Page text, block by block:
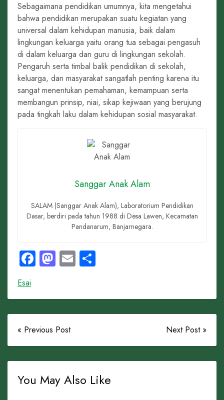
Sebagaimana pendidikan umumnya, kita mengetahui
bahwa pendidikan merupakan suatu kegiatan yang
universal dalam kehidupan manusia, baik dalam
lingkungan keluarga yaitu orang tua sebagai pengasuh
di dalam keluarga dan guru di lingkungan sekolah.
Pengaruh serta timbal balik pendidikan di sekolah,
keluarga, dan masyarakat sangatlah penting karena itu
sangat menentukan pemahaman, kemampuan serta
membangun prinsip, niai, sikap kejiwaan yang berujung
pada tingkah laku dalam kehidupan sosial masyarakat.
Sanggar Anak Alam
SALAM (Sanggar Anak Alam), Laboratorium Pendidikan
Dasar, berdiri pada tahun 1988 di Desa Lawen, Kecamatan
Pandanarum, Banjarnegara.
Facebook
Mastodon
Email
Esai
« Previous Post Next Post »
You May Also Like